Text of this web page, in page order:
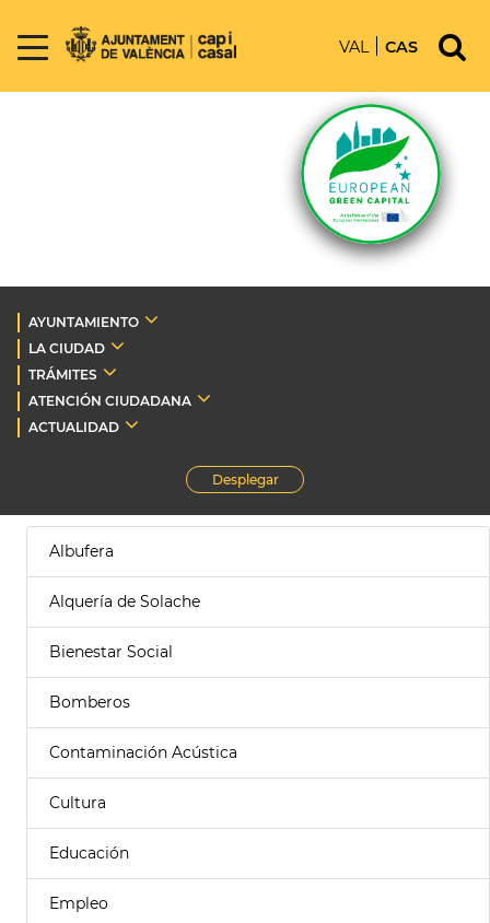
VAL CAS
AYUNTAMIENTO
LA CIUDAD
TRÁMITES
ATENCIÓN CIUDADANA
ACTUALIDAD
Desplegar
Albufera
Alquería de Solache
Bienestar Social
Bomberos
Contaminación Acústica
Cultura
Educación
Empleo